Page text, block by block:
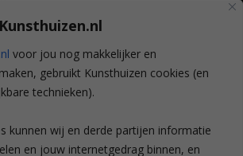
voor jou nog makkelijker en
gebruikt Kunsthuizen cookies (en
technieken).
kunnen wij en derde partijen informatie
en jouw internetgedrag binnen, en